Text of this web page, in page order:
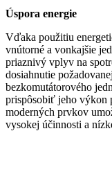
Úspora energie
Vďaka použitiu
vnútorné a vonkajšie
priaznivý vplyv na
dosiahnutie
bezkomutátorového
prispôsobiť jeho výkon
moderných prvkov
vysokej účinnosti a